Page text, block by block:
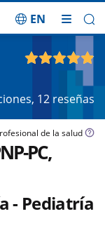
EN
12 reseñas
de la salud
PC,
- Pediatría